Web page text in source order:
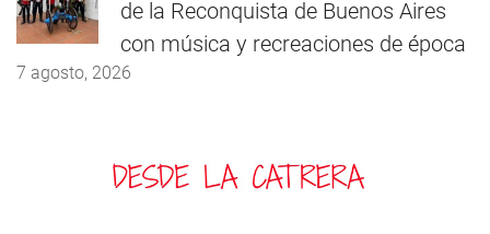
de la Reconquista de Buenos Aires
con música y recreaciones de época
7 agosto, 2026